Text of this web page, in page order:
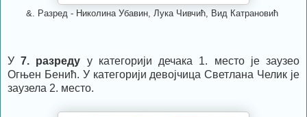
&. Разред - Николина Убавин, Лука Чивчић, Вид Катрановић
У7. разреду у категорији дечака 1. место је заузео
Огњен Бенић. У категорији девојчица Светлана Челик је
заузела 2. место.